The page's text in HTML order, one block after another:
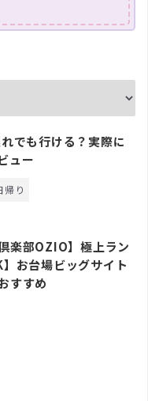
でも行ける？実際に
ュー
帰り
楽部OZIO】極上ラン
お台場ビッグサイト
すすめ